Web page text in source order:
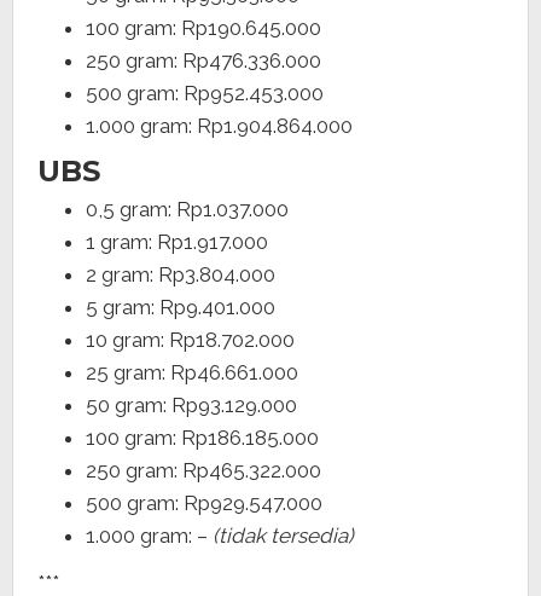
100 gram: Rp190.645.000
250 gram: Rp476.336.000
500 gram: Rp952.453.000
1.000 gram: Rp1.904.864.000
UBS
0,5 gram: Rp1.037.000
1 gram: Rp1.917.000
2 gram: Rp3.804.000
5 gram: Rp9.401.000
10 gram: Rp18.702.000
25 gram: Rp46.661.000
50 gram: Rp93.129.000
100 gram: Rp186.185.000
250 gram: Rp465.322.000
500 gram: Rp929.547.000
1.000 gram: – (tidak tersedia)
***